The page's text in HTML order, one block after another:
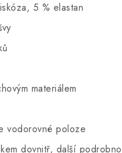
5 % elastan
materiálem
vodorovné poloze
dovnitř, další